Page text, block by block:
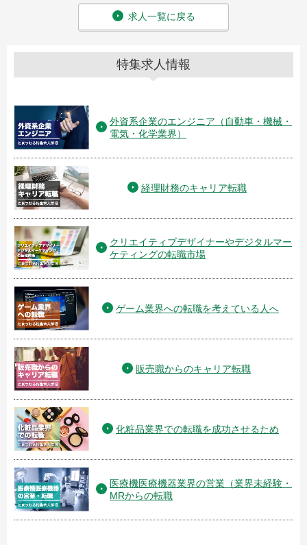
求人一覧に戻る
特集求人情報
外資系企業のエンジニア（自動車・機械・
電気・化学業界）
経理財務のキャリア転職
クリエイティブデザイナーやデジタルマー
ケティングの転職市場
ゲーム業界への転職を考えている人へ
販売職からのキャリア転職
化粧品業界での転職を成功させるため
医療機医療機器業界の営業（業界未経験・
MRからの転職